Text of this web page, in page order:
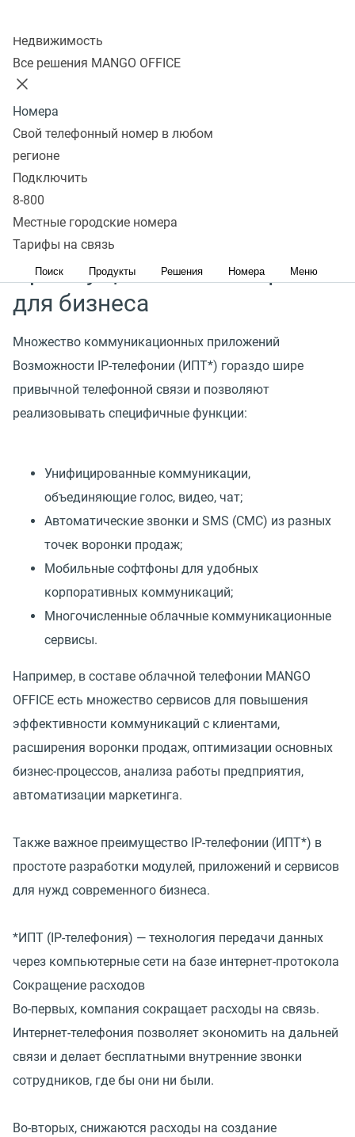
Недвижимость
Все решения MANGO OFFICE
Номера
Свой телефонный номер в любом
регионе
Подключить
8-800
Местные городские номера
Тарифы на связь
Поиск Продукты Решения Номера Меню
Что такое IP-телефония
IP-телефония
через интернет-протокол (IP) вместо
традиционных телефонных сетей. Телефония
может использоваться для разговора двух
и более собеседников.
Преимущества IP-телефонии
для бизнеса
Множество коммуникационных приложений
Возможности IP-телефонии (ИПТ*) гораздо шире
привычной телефонной связи и позволяют
реализовывать специфичные функции:
Унифицированные коммуникации,
объединяющие голос, видео, чат;
Автоматические звонки и SMS (СМС) из разных
точек воронки продаж;
Мобильные софтфоны для удобных
корпоративных коммуникаций;
Многочисленные облачные коммуникационные
сервисы.
Например, в составе облачной телефонии MANGO
OFFICE есть множество сервисов для повышения
эффективности коммуникаций с клиентами,
расширения воронки продаж, оптимизации основных
бизнес-процессов, анализа работы предприятия,
автоматизации маркетинга.
Также важное преимущество IP-телефонии (ИПТ*) в
простоте разработки модулей, приложений и сервисов
для нужд современного бизнеса.
*ИПТ (IP-телефония) — технология передачи данных
через компьютерные сети на базе интернет-протокола
Сокращение расходов
Во-первых, компания сокращает расходы на связь.
Интернет-телефония позволяет экономить на дальней
связи и делает бесплатными внутренние звонки
сотрудников, где бы они ни были.
Во-вторых, снижаются расходы на создание